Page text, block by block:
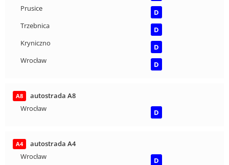
Prusice
D
Trzebnica
D
Kryniczno
D
Wrocław
D
A8
autostrada A8
Wrocław
D
A4
autostrada A4
Wrocław
D